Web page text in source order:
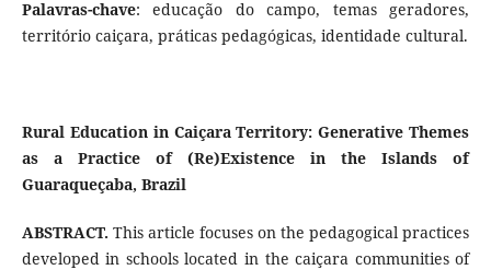
Palavras-chave: educação do campo, temas geradores,
território caiçara, práticas pedagógicas, identidade cultural.
Rural Education in Caiçara Territory: Generative Themes
as a Practice of (Re)Existence in the Islands of
Guaraqueçaba, Brazil
ABSTRACT. This article focuses on the pedagogical practices
developed in schools located in the caiçara communities of